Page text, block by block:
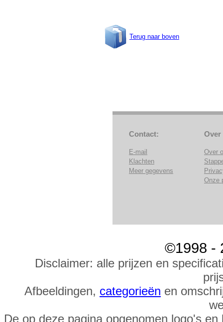
Terug naar boven
Contact:
E-mail
Klachten
Meer gegevens
Over
Over
Onze
©1998 -
Disclaimer: alle prijzen en
Afbeeldingen, categorieën en
De op deze pagina opgenomen logo's